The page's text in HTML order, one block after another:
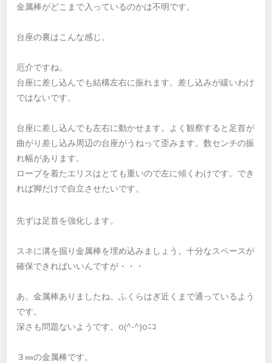
金属棒がどこまで入っているのかは不明です。
台座の裏はこんな感じ。
厄介ですね。
台座に差し込んでも結構左右に振れます。差し込みが緩いわけ
ではないです。
台座に差し込んでも左右に動かせます。よく観察すると足首が
曲がり差し込み周辺の台座がうねって歪みます。数センチの振
れ幅があります。
ローブを着たエリスはとても重いので左に傾くわけです。でき
れば脚だけで自立させたいです。
先ずは足首を強化します。
スネに溝を掘り金属棒を埋め込みましょう。十分なスペースが
確保できればいいんですが・・・
あ、金属棒ありましたね。ふくらはぎ近くまで通っているよう
です。
深さも問題ないようです。o(^-^)oﾆｺ
３㎜の金属棒です。